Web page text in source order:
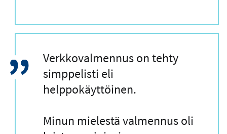
L
a
i
a
Verkkovalmennus on tehty
simppelisti eli
helppokäyttöinen.
Minun mielestä valmennus oli